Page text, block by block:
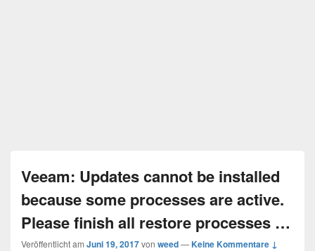
Veeam: Updates cannot be installed
because some processes are active.
Please finish all restore processes …
Veröffentlicht am Juni 19, 2017von weed—Keine Kommentare ↓